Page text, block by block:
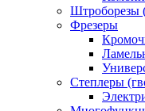
Штроборезы
Фрезеры
Степлеры